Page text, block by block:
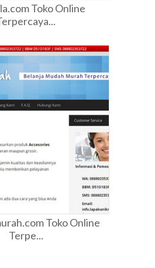
Toko Online
Toko Online
Terpe...